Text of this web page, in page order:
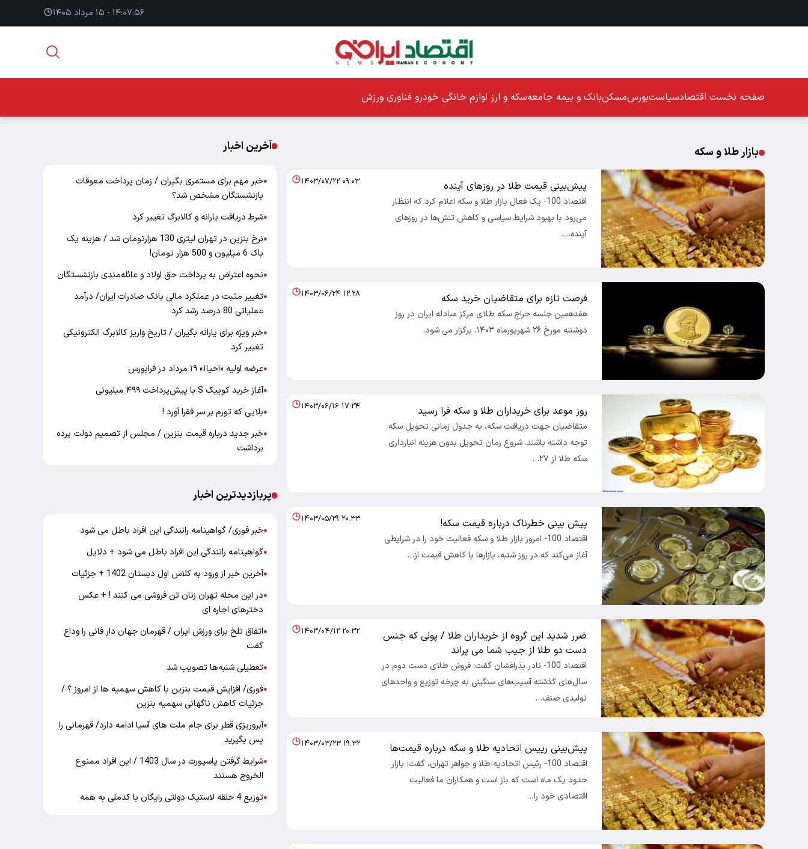
۱۴:۰۷:۵۶ - ۱۵ مرداد ۱۴۰۵
صفحه نخست اقتصادسیاستبورسمسکنبانک و بیمه جامعهسکه و ارز لوازم خانگی خودرو فناوری ورزش
بازار طلا و سکه
پیش‌بینی قیمت طلا در روزهای آینده
اقتصاد 100- یک فعال بازار طلا و سکه اعلام کرد که انتظار
می‌رود با بهبود شرایط سیاسی و کاهش تنش‌ها در روزهای
آینده،…
۱۴۰۳/۰۷/۲۲ ۰۹:۰۳
فرصت تازه برای متقاضیان خرید سکه
هفدهمین جلسه حراج سکه طلای مرکز مبادله ایران در روز
دوشنبه مورخ ۲۶ شهریورماه ۱۴۰۳، برگزار می شود.
۱۴۰۳/۰۶/۲۴ ۱۲:۲۸
روز موعد برای خریداران طلا و سکه فرا رسید
متقاضیان جهت دریافت سکه، به جدول زمانی تحویل سکه
توجه داشته باشند. شروع زمان تحویل بدون هزینه انبارداری
سکه طلا از ۲۷…
۱۴۰۳/۰۶/۱۶ ۱۷:۲۴
پیش بینی خطرناک درباره قیمت سکه!
اقتصاد 100- امروز بازار طلا و سکه فعالیت خود را در شرایطی
آغاز می‌کند که در روز شنبه، بازارها با کاهش قیمت از…
۱۴۰۳/۰۵/۲۹ ۲۰:۳۳
ضرر شدید این گروه از خریداران طلا / پولی که جنس
دست دو طلا از جیب شما می پراند
اقتصاد 100- نادر بذرافشان گفت: فروش طلای دست دوم در
سال‌های گذشته آسیب‌های سنگینی به چرخه توزیع و واحدهای
تولیدی صنف…
۱۴۰۳/۰۴/۱۲ ۲۰:۳۲
پیش‌بینی رییس اتحادیه طلا و سکه درباره قیمت‌ها
اقتصاد 100- رئیس اتحادیه طلا و جواهر تهران، گفت: بازار
حدود یک ماه است که باز است و همکاران ما فعالیت
اقتصادی خود را…
۱۴۰۳/۰۳/۲۳ ۱۹:۳۲
آخرین اخبار
●خبر مهم برای مستمری بگیران / زمان پرداخت معوقات
بازنشستگان مشخص شد؟
●شرط دریافت یارانه و کالابرگ تغییر کرد
●
نرخ بنزین در تهران لیتری 130 هزارتومان شد / هزینه یک
باک 6 میلیون و 500 هزار تومان!
●نحوه اعتراض به پرداخت حق اولاد و عائله‌مندی بازنشستگان
●تغییر مثبت در عملکرد مالی بانک صادرات ایران/ درآمد
عملیاتی 80 درصد رشد کرد
●خبر ویژه برای یارانه بگیران / تاریخ واریز کالابرگ الکترونیکی
تغییر کرد
●عرضه اولیه «احیا۱» ۱۹ مرداد در فرابورس
●آغاز خرید کوییک S با پیش‌پرداخت ۴۹۹ میلیونی
●بلایی که تورم بر سر فقرا آورد !
●خبر جدید درباره قیمت بنزین / مجلس از تصمیم دولت پرده
برداشت
پربازدیدترین اخبار
●خبر فوری/ گواهینامه رانندگی این افراد باطل می شود
●گواهینامه رانندگی این افراد باطل می شود + دلایل
●آخرین خبر از ورود به کلاس اول دبستان 1402 + جزئیات
●در این محله تهران زنان تن فروشی می کنند ! + عکس
دخترهای اجاره ای
●اتفاق تلخ برای ورزش ایران / قهرمان جهان دار فانی را وداع
گفت
●تعطیلی شنبه‌ها تصویب شد
●فوری/ افزایش قیمت بنزین با کاهش سهمیه ها از امروز ؟ /
جزئیات کاهش ناگهانی سهمیه بنزین
●آبروریزی قطر برای جام ملت های آسیا ادامه دارد/ قهرمانی را
پس بگیرید
●
شرایط گرفتن پاسپورت در سال 1403 / این افراد ممنوع
الخروج هستند
●توزیع 4 حلقه لاستیک دولتی رایگان با کدملی به همه